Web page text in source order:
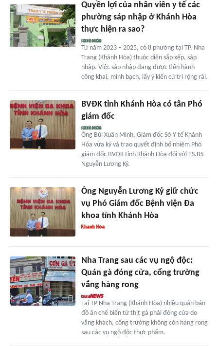
Quyền lợi của nhân viên y tế các
phường sáp nhập ở Khánh Hòa
thực hiện ra sao?
Từ năm 2023 – 2025, có 8 phường tại TP. Nha
Trang (Khánh Hòa) thuộc diện sắp xếp, sáp
nhập. Việc sáp nhập đang được tiến hành
công khai, minh bạch, lấy ý kiến cử tri rộng rãi.
BVĐK tỉnh Khánh Hòa có tân Phó
giám đốc
Ông Bùi Xuân Minh, Giám đốc Sở Y tế Khánh
Hòa vừa ký và trao quyết định bổ nhiệm Phó
giám đốc BVĐK tỉnh Khánh Hòa đối với TS.BS
Nguyễn Lương Kỷ.
Ông Nguyễn Lương Kỷ giữ chức
vụ Phó Giám đốc Bệnh viện Đa
khoa tỉnh Khánh Hòa
Nha Trang sau các vụ ngộ độc:
Quán gà đóng cửa, cổng trường
vắng hàng rong
Tại TP Nha Trang (Khánh Hòa) nhiều quán bán
đồ ăn chế biến từ thịt gà phải đóng cửa do
vắng khách, cổng trường không còn hàng rong
sau các vụ ngộ độc thực phẩm.